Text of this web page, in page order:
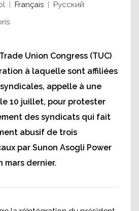
les
Power
Français Русский
Union Congress (TUC)
à laquelle sont affiliées
appelle à une
10 juillet, pour protester
des syndicats qui fait
abusif de trois
par Sunon Asogli Power
mars dernier.